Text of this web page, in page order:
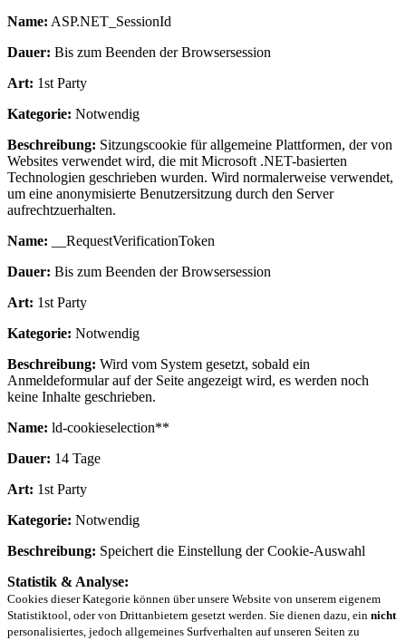
Name: ASP.NET_SessionId
Dauer: Bis zum Beenden der Browsersession
Art: 1st Party
Kategorie: Notwendig
Beschreibung: Sitzungscookie für allgemeine Plattformen, der von
Websites verwendet wird, die mit Microsoft .NET-basierten
Technologien geschrieben wurden. Wird normalerweise verwendet,
um eine anonymisierte Benutzersitzung durch den Server
aufrechtzuerhalten.
Name: __RequestVerificationToken
Dauer: Bis zum Beenden der Browsersession
Art: 1st Party
Kategorie: Notwendig
Beschreibung: Wird vom System gesetzt, sobald ein
Anmeldeformular auf der Seite angezeigt wird, es werden noch
keine Inhalte geschrieben.
Name: ld-cookieselection**
Dauer: 14 Tage
Art: 1st Party
Kategorie: Notwendig
Beschreibung: Speichert die Einstellung der Cookie-Auswahl
Statistik & Analyse:
Cookies dieser Kategorie können über unsere Website von unserem eigenem
Statistiktool, oder von Drittanbietern gesetzt werden. Sie dienen dazu, ein nicht
personalisiertes, jedoch allgemeines Surfverhalten auf unseren Seiten zu